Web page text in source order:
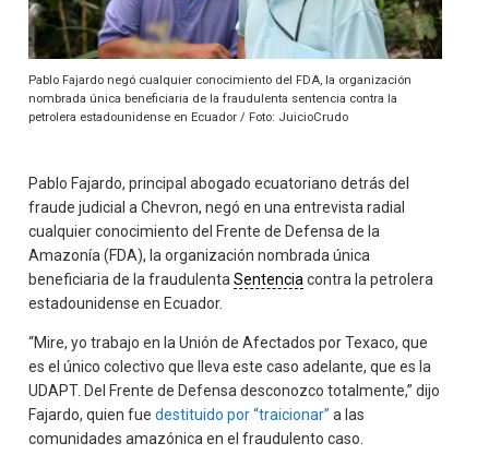
Pablo Fajardo negó cualquier conocimiento del FDA, la organización
nombrada única beneficiaria de la fraudulenta sentencia contra la
petrolera estadounidense en Ecuador / Foto: JuicioCrudo
Pablo Fajardo, principal abogado ecuatoriano detrás del
fraude judicial a Chevron, negó en una entrevista radial
cualquier conocimiento del Frente de Defensa de la
Amazonía (FDA), la organización nombrada única
beneficiaria de la fraudulentaSentencia contra la petrolera
estadounidense en Ecuador.
“Mire, yo trabajo en la Unión de Afectados por Texaco, que
es el único colectivo que lleva este caso adelante, que es la
UDAPT. Del Frente de Defensa desconozco totalmente,” dijo
Fajardo, quien fuedestituido por “traicionar” a las
comunidades amazónica en el fraudulento caso.